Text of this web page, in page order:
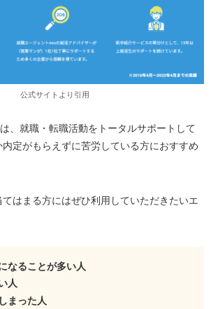
公式サイトより引用
、就職・転職活動をトータルサポートして
内定がもらえずに苦労している方におすすめ
はまる方にはぜひ利用していただきたいエ
なることが多い人
人
まった人